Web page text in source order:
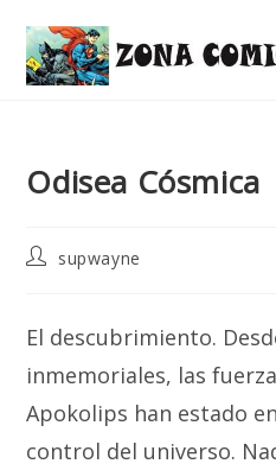
content
Odisea Cósmica
Postsupwayne
El descubrimiento.
inmemoriales, las
Apokolips han estado
control del universo.